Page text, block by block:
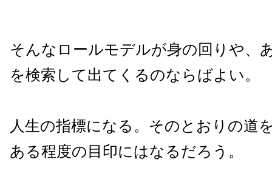
そんなロールモデルが身の回りや、
を検索して出てくるのならばよい。
人生の指標になる。そのとおりの道
ある程度の目印にはなるだろう。